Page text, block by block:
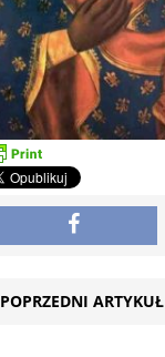
POPRZEDNI ARTYKUŁ